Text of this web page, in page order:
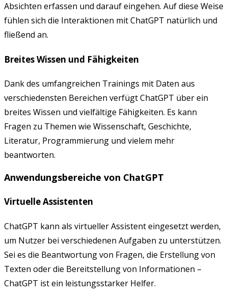
Absichten erfassen und darauf eingehen. Auf diese Weise
fühlen sich die Interaktionen mit ChatGPT natürlich und
fließend an.
Breites Wissen und Fähigkeiten
Dank des umfangreichen Trainings mit Daten aus
verschiedensten Bereichen verfügt ChatGPT über ein
breites Wissen und vielfältige Fähigkeiten. Es kann
Fragen zu Themen wie Wissenschaft, Geschichte,
Literatur, Programmierung und vielem mehr
beantworten.
Anwendungsbereiche von ChatGPT
Virtuelle Assistenten
ChatGPT kann als virtueller Assistent eingesetzt werden,
um Nutzer bei verschiedenen Aufgaben zu unterstützen.
Sei es die Beantwortung von Fragen, die Erstellung von
Texten oder die Bereitstellung von Informationen –
ChatGPT ist ein leistungsstarker Helfer.